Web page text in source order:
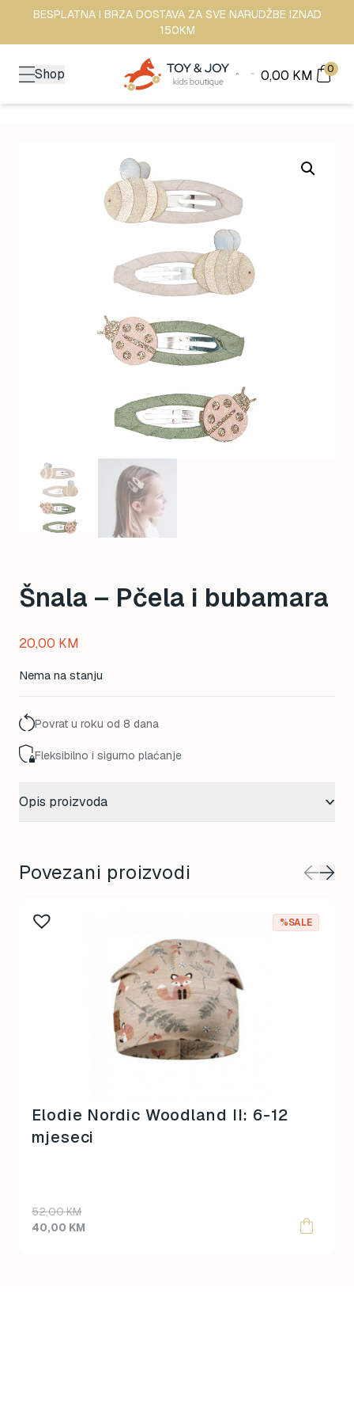
BESPLATNA I BRZA DOSTAVA ZA SVE NARUDŽBE IZNAD
150KM
Shop 0,00 KM 0
Šnala – Pčela i bubamara
20,00 KM
Nema na stanju
Povrat u roku od 8 dana
Fleksibilno i sigurno plaćanje
Opis proizvoda
Povezani proizvodi
%SALE
Elodie Nordic Woodland II: 6-12
mjeseci
52,00KM
Original
price
40,00 KM
Current
price